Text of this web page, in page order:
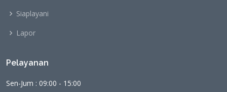
Siaplayani
Lapor
Pelayanan
Sen-Jum : 09:00 - 15:00